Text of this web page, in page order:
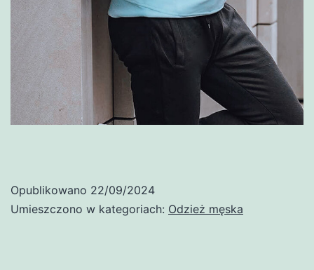
Opublikowano 22/09/2024
Umieszczono w kategoriach: Odzież męska